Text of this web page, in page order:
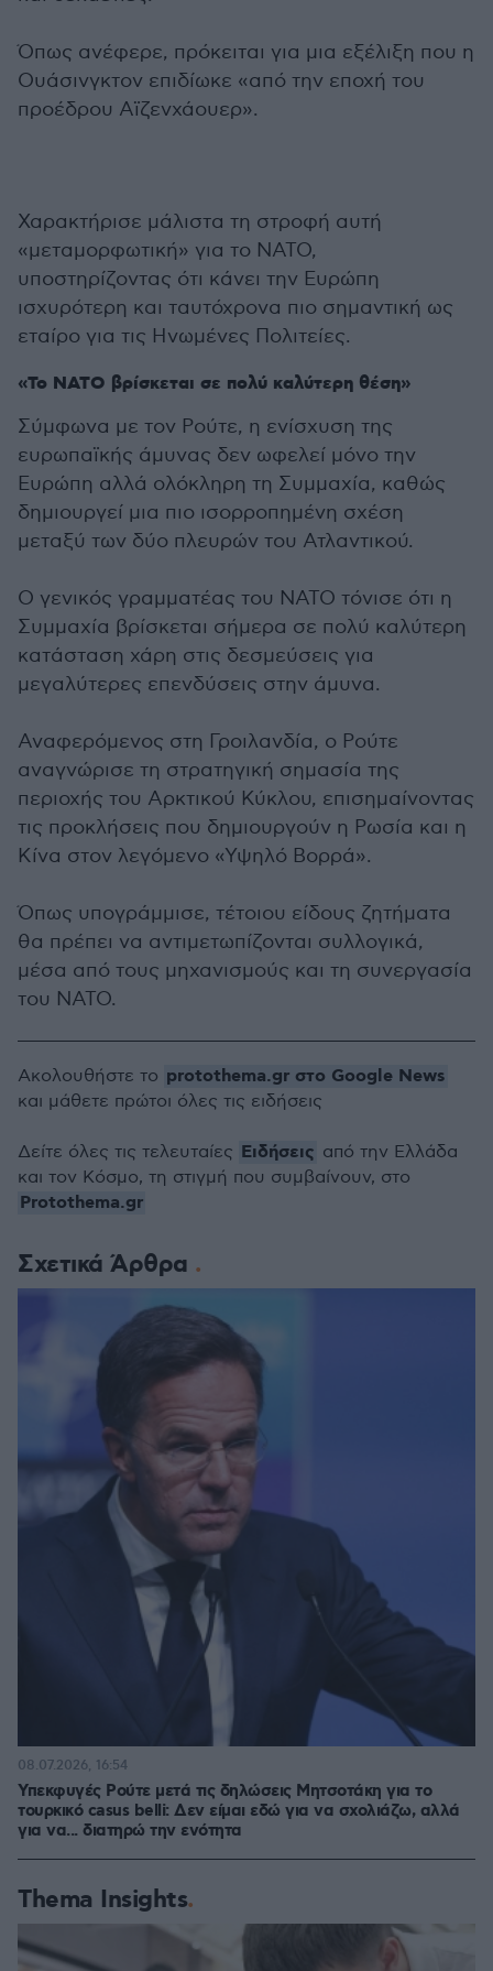
Όπως ανέφερε, πρόκειται για μια εξέλιξη που η
Ουάσινγκτον επιδίωκε «από την εποχή του
προέδρου Αϊζενχάουερ».
Χαρακτήρισε μάλιστα τη στροφή αυτή
«μεταμορφωτική» για το ΝΑΤΟ,
υποστηρίζοντας ότι κάνει την Ευρώπη
ισχυρότερη και ταυτόχρονα πιο σημαντική ως
εταίρο για τις Ηνωμένες Πολιτείες.
«Το ΝΑΤΟ βρίσκεται σε πολύ καλύτερη θέση»
Σύμφωνα με τον Ρούτε, η ενίσχυση της
ευρωπαϊκής άμυνας δεν ωφελεί μόνο την
Ευρώπη αλλά ολόκληρη τη Συμμαχία, καθώς
δημιουργεί μια πιο ισορροπημένη σχέση
μεταξύ των δύο πλευρών του Ατλαντικού.
Ο γενικός γραμματέας του ΝΑΤΟ τόνισε ότι η
Συμμαχία βρίσκεται σήμερα σε πολύ καλύτερη
κατάσταση χάρη στις δεσμεύσεις για
μεγαλύτερες επενδύσεις στην άμυνα.
Αναφερόμενος στη Γροιλανδία, ο Ρούτε
αναγνώρισε τη στρατηγική σημασία της
περιοχής του Αρκτικού Κύκλου, επισημαίνοντας
τις προκλήσεις που δημιουργούν η Ρωσία και η
Κίνα στον λεγόμενο «Υψηλό Βορρά».
Όπως υπογράμμισε, τέτοιου είδους ζητήματα
θα πρέπει να αντιμετωπίζονται συλλογικά,
μέσα από τους μηχανισμούς και τη συνεργασία
του ΝΑΤΟ.
Σχετικά Άρθρα
Υπεκφυγές Ρούτε μετά τις δηλώσεις Μητσοτάκη για το
τουρκικό casus belli: Δεν είμαι εδώ για να σχολιάζω, αλλά
για να... διατηρώ την ενότητα
08.07.2026, 16:54
Thema Insights
Ακολουθήστε το protothema.gr στο Google News
και μάθετε πρώτοι όλες τις ειδήσεις
Δείτε όλες τις τελευταίες Ειδήσεις από την Ελλάδα
και τον Κόσμο, τη στιγμή που συμβαίνουν, στο
Protothema.gr